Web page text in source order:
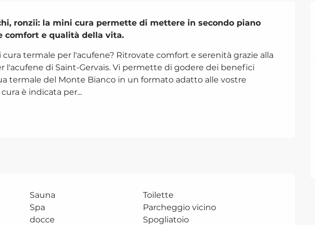
ronzii: la mini cura permette di mettere in secondo piano
comfort e qualità della vita.
termale per l'acufene? Ritrovate comfort e serenità grazie alla
l'acufene di Saint-Gervais. Vi permette di godere dei benefici
termale del Monte Bianco in un formato adatto alle vostre
è indicata per...
Sauna
Toilette
Spa
Parcheggio vicino
docce
Spogliatoio